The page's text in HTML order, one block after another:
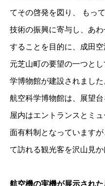
てその啓発を図り、 もっ
技術の振興に寄与し、あ
することを目的に、成田
元芝山町の要望の一つと
学博物館が建設されました
航空科学博物館は、展望台
屋内はエントランスとミ
面有料制となっています
て訪れる観光客を沢山見か
航空機の実機が展示され